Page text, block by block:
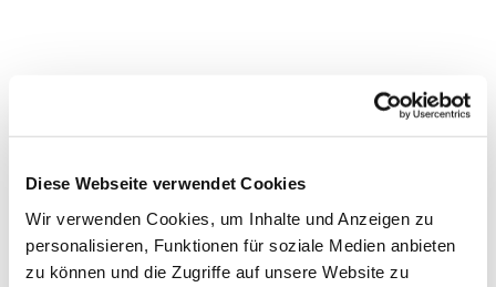
Diese Webseite verwendet Cookies
Wir verwenden Cookies, um Inhalte und Anzeigen zu
personalisieren, Funktionen für soziale Medien anbieten
zu können und die Zugriffe auf unsere Website zu